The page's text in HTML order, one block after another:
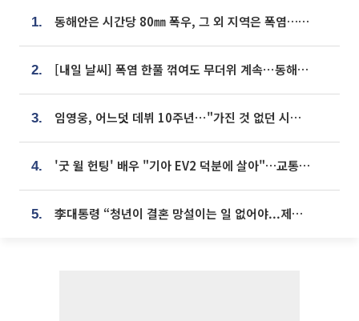
1. 동해안은 시간당 80㎜ 폭우, 그 외 지역은 폭염…‘극과 극 날씨’
2. [내일 날씨] 폭염 한풀 꺾여도 무더위 계속⋯동해안 이틀 연속 비
3. 임영웅, 어느덧 데뷔 10주년⋯"가진 것 없던 시절, 내 앞엔 20명의 팬뿐"
4. '굿 윌 헌팅' 배우 "기아 EV2 덕분에 살아"…교통사고 후 안전성 극찬
5. 李대통령 “청년이 결혼 망설이는 일 없어야...제도상 불이익 조사”